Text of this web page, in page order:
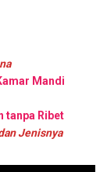
Mandi
tanpa Ribet
Jenisnya